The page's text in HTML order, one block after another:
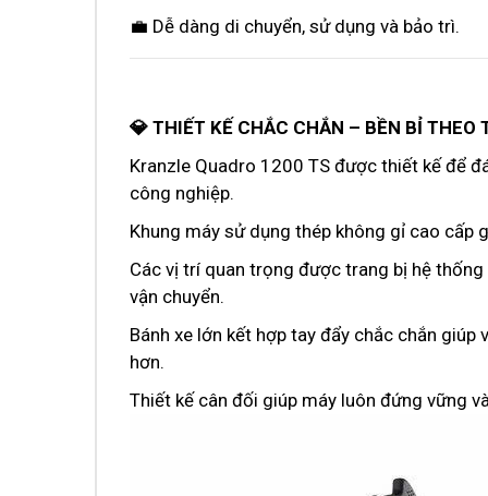
💼 Dễ dàng di chuyển, sử dụng và bảo trì.
💎 THIẾT KẾ CHẮC CHẮN – BỀN BỈ THEO
Kranzle Quadro 1200 TS được thiết kế để
công nghiệp.
Khung máy sử dụng thép không gỉ cao cấp
Các vị trí quan trọng được trang bị hệ
vận chuyển.
Bánh xe lớn kết hợp tay đẩy chắc chắn
hơn.
Thiết kế cân đối giúp máy luôn đứng vững